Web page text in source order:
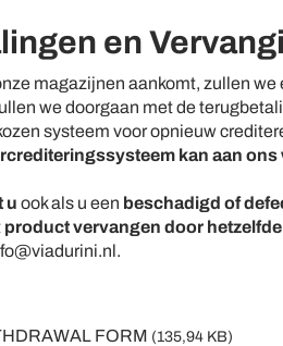
en
magazijnen aankomt, zullen
we doorgaan met de
systeem voor opnieuw
kan aan
u ook als u een beschadigd of
product vervangen door hetzelfde
FORM (135,94 KB)